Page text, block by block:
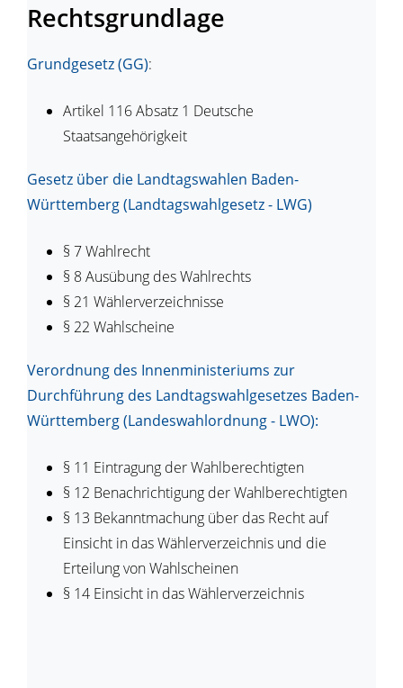
Rechtsgrundlage
Grundgesetz (GG):
Artikel 116 Absatz 1 Deutsche
Staatsangehörigkeit
Gesetz über die Landtagswahlen Baden-
Württemberg (Landtagswahlgesetz - LWG)
§ 7 Wahlrecht
§ 8Ausübung des Wahlrechts
§ 21 Wählerverzeichnisse
§ 22 Wahlscheine
Verordnung des Innenministeriums zur
Durchführung des Landtagswahlgesetzes Baden-
Württemberg (Landeswahlordnung - LWO):
§ 11 Eintragung der Wahlberechtigten
§ 12 Benachrichtigung der Wahlberechtigten
§ 13 Bekanntmachung über das Recht auf
Einsicht in das Wählerverzeichnis und die
Erteilung von Wahlscheinen
§ 14 Einsicht in das Wählerverzeichnis